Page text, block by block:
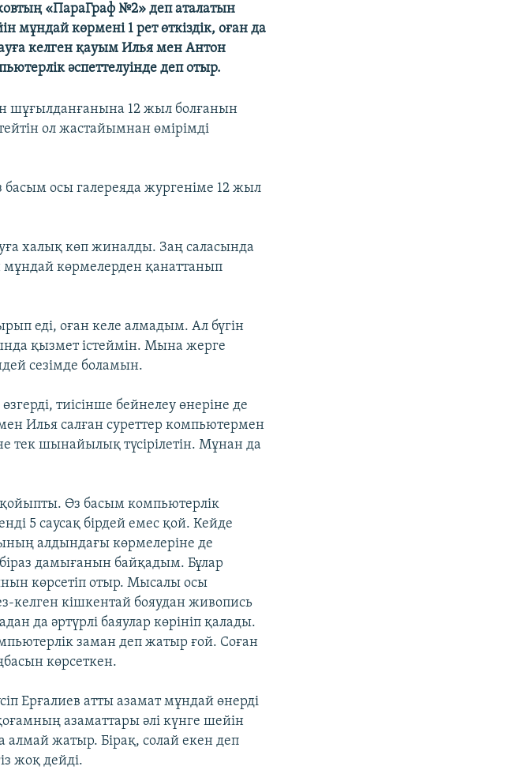
«ПараГраф №2» деп аталатын
мұндай көрмені 1 рет өткіздік, оған да
келген қауым Илья мен Антон
әспеттелуінде деп отыр.
шұғылданғанына 12 жыл болғанын
ол жастайымнан өмірімді
осы галереяда жургеніме 12 жыл
халық көп жиналды. Заң саласында
мұндай көрмелерден қанаттанып
еді, оған келе алмадым. Ал бүгін
қызмет істеймін. Мына жерге
сезімде боламын.
тиісінше бейнелеу өнеріне де
Илья салған суреттер компьютермен
тек шынайылық түсірілетін. Мұнан да
Өз басым компьютерлік
5 саусақ бірдей емес қой. Кейде
алдындағы көрмелеріне де
дамығанын байқадым. Бұлар
көрсетіп отыр. Мысалы осы
келген кішкентай бояудан живопись
да әртүрлі баяулар көрініп қалады.
заман деп жатыр ғой. Соған
көрсеткен.
Ерғалиев атты азамат мұндай өнерді
азаматтары әлі күнге шейін
алмай жатыр. Бірақ, солай екен деп
жоқ дейді.